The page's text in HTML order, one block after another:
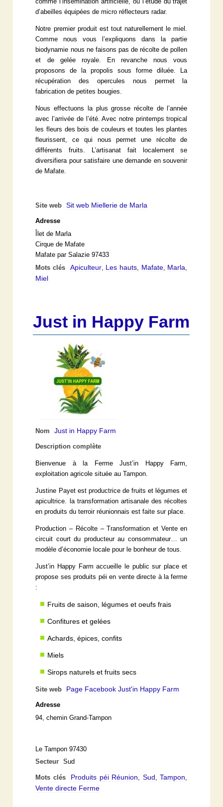
comme l’insémination artificielle, ou l’étude du trajet
d’abeilles équipées de micro réflecteurs radar.
Notre premier produit est tout naturellement le miel.
Comme nous vous l’expliquons dans la partie
biodynamie nous ne faisons pas de récolte de pollen
et de gelée royale. En revanche nous vous
proposons de la propolis sous forme diluée. La
récupération des opercules nous permet la
fabrication de petites bougies.
Nous effectuons la plus grosse récolte de l’année
avec l’arrivée de l’été. Avec notre printemps tropical
les fleurs des bois de couleurs et toutes les plantes
fleurissent, ce qui nous permet une récolte de
différents fruits. L’artisanat fait localement se
diversifiera pour satisfaire une demande en souvenir
de Mafate.
Site web Sit web Miellerie de Marla
Adresse
Îlet de Marla
Cirque de Mafate
Mafate par Salazie 97433
Mots clés
Apiculteur, Les hauts, Mafate, Marla,
Miel
Just in Happy Farm
Nom Just in Happy Farm
Description complète
Bienvenue à la Ferme Just’in Happy Farm,
exploitation agricole située au Tampon.
Justine Payet est productrice de fruits et légumes et
apicultrice. la transformation artisanale des récoltes
en produits du terroir réunionnais est faite sur place.
Production – Récolte – Transformation et Vente en
circuit court du producteur au consommateur… un
modèle d’économie locale pour le bonheur de tous.
Just’in Happy Farm accueille le public sur place et
propose ses produits péi en vente directe à la ferme
:
Fruits de saison, légumes et oeufs frais
Confitures et gelées
Achards, épices, confits
Miels
Sirops naturels et fruits secs
Site web Page Facebook Just'in Happy Farm
Adresse
94, chemin Grand-Tampon
Le Tampon 97430
Secteur
Sud
Mots clés Produits péi Réunion Sud ,Tampon
Vente directe Ferme